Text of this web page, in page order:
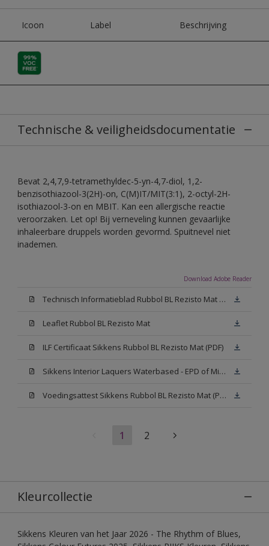
Icoon Label Beschrijving
Technische & veiligheidsdocumentatie
Bevat 2,4,7,9-tetramethyldec-5-yn-4,7-diol, 1,2-
benzisothiazool-3(2H)-on, C(M)IT/MIT(3:1), 2-octyl-2H-
isothiazool-3-on en MBIT. Kan een allergische reactie
veroorzaken. Let op! Bij verneveling kunnen gevaarlijke
inhaleerbare druppels worden gevormd. Spuitnevel niet
inademen.
Download Adobe Reader
Technisch Informatieblad Rubbol BL Rezisto Mat (PDF)
Leaflet Rubbol BL Rezisto Mat
ILF Certificaat Sikkens Rubbol BL Rezisto Mat (PDF)
Sikkens Interior Laquers Waterbased - EPD of Milieuproductverklaring
Voedingsattest Sikkens Rubbol BL Rezisto Mat (PDF)
1 2
Kleurcollectie
Sikkens Kleuren van het Jaar 2026 - The Rhythm of Blues,